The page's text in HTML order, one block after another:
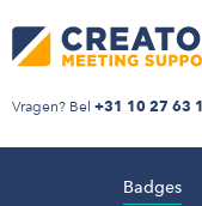
Vragen? Bel +31 10 27 63
Badges